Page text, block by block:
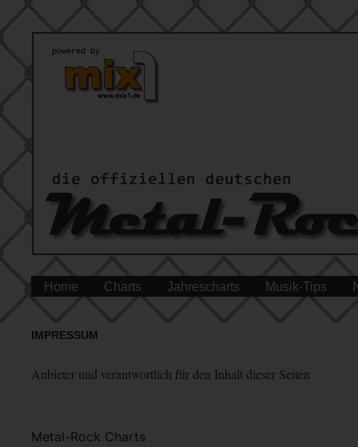
Home Charts Jahrescharts Musik-Tips
IMPRESSUM
Anbieter und verantwortlich für den Inhalt dieser Seiten
Metal-Rock Charts